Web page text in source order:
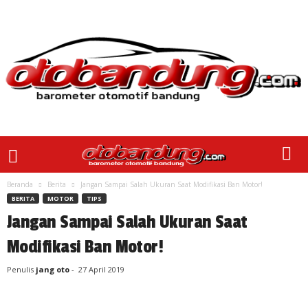
Beranda Berita Jangan Sampai Salah Ukuran Saat Modifikasi Ban Motor!
BERITA MOTOR TIPS
Jangan Sampai Salah Ukuran Saat
Modifikasi Ban Motor!
Penulis jang oto - 27 April 2019